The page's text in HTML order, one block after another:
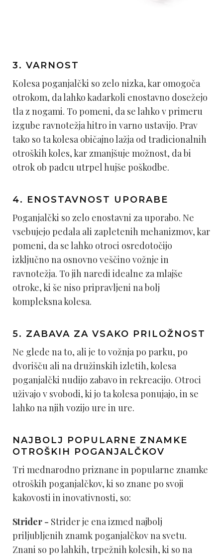
3. VARNOST
Kolesa poganjalčki so zelo nizka, kar omogoča
otrokom, da lahko kadarkoli enostavno dosežejo
tla z nogami. To pomeni, da se lahko v primeru
izgube ravnotežja hitro in varno ustavijo. Prav
tako so ta kolesa običajno lažja od tradicionalnih
otroških koles, kar zmanjšuje možnost, da bi
otrok ob padcu utrpel hujše poškodbe.
4. ENOSTAVNOST UPORABE
Poganjalčki so zelo enostavni za uporabo. Ne
vsebujejo pedala ali zapletenih mehanizmov, kar
pomeni, da se lahko otroci osredotočijo
izključno na osnovno veščino vožnje in
ravnotežja. To jih naredi idealne za mlajše
otroke, ki še niso pripravljeni na bolj
kompleksna kolesa.
5. ZABAVA ZA VSAKO PRILOŽNOST
Ne glede na to, ali je to vožnja po parku, po
dvorišču ali na družinskih izletih, kolesa
poganjalčki nudijo zabavo in rekreacijo. Otroci
uživajo v svobodi, ki jo ta kolesa ponujajo, in se
lahko na njih vozijo ure in ure.
NAJBOLJ POPULARNE ZNAMKE
OTROŠKIH POGANJALČKOV
Tri mednarodno priznane in popularne znamke
otroških poganjalčkov, ki so znane po svoji
kakovosti in inovativnosti, so:
Strider - Strider je ena izmed najbolj
priljubljenih znamk poganjalčkov na svetu.
Znani so po lahkih, trpežnih kolesih, ki so na